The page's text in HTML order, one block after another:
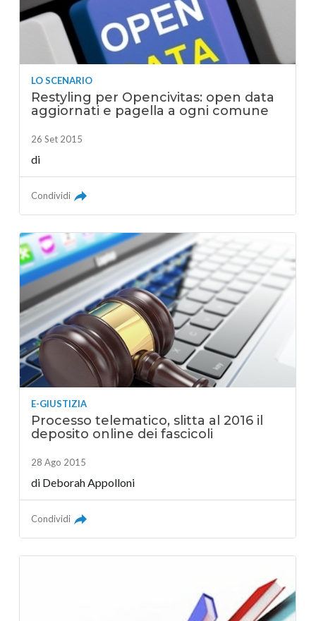
LO SCENARIO
Restyling per Opencivitas: open data
aggiornati e pagella a ogni comune
26 Set 2015
di
Condividi
E-GIUSTIZIA
Processo telematico, slitta al 2016 il
deposito online dei fascicoli
28 Ago 2015
di Deborah Appolloni
Condividi